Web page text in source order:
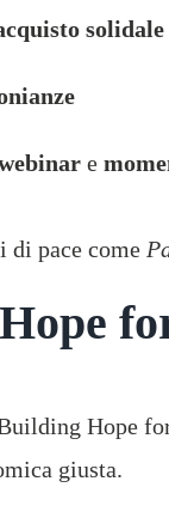
solidale
e
di pace come
Hope
giusta.